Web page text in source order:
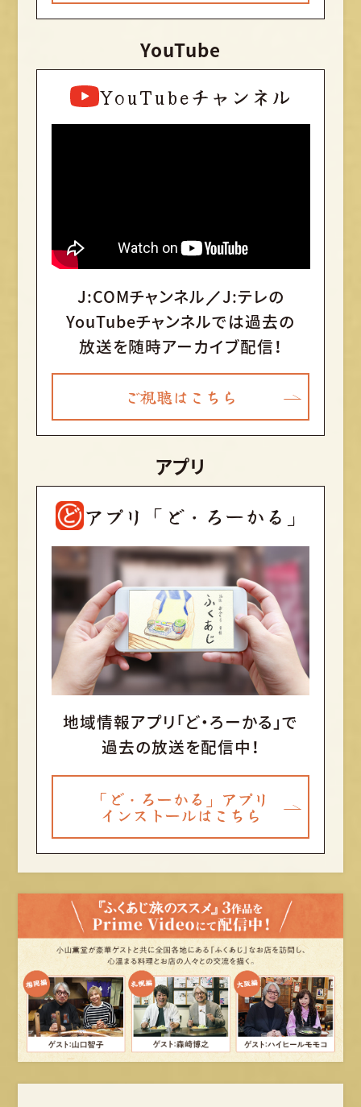
YouTube
YouTubeチャンネル
J:COMチャンネル／J:テレの
YouTubeチャンネルでは過去の
放送を随時アーカイブ配信！
ご視聴はこちら
アプリ
アプリ「ど・ろーかる」
地域情報アプリ「ど・ろーかる」で
過去の放送を配信中！
「ど・ろーかる」アプリ
インストールはこちら